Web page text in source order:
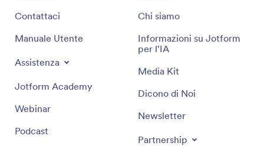
Contattaci
Manuale Utente
Assistenza
Jotform Academy
Webinar
Podcast
Chi siamo
Informazioni su Jotform
per l'IA
Media Kit
Dicono di Noi
Newsletter
Partnership